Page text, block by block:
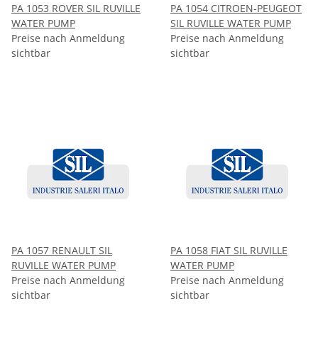
PA 1053 ROVER SIL RUVILLE
WATER PUMP
Preise nach Anmeldung
sichtbar
PA 1054 CITROEN-PEUGEOT
SIL RUVILLE WATER PUMP
Preise nach Anmeldung
sichtbar
PA 1057 RENAULT SIL
RUVILLE WATER PUMP
Preise nach Anmeldung
sichtbar
PA 1058 FIAT SIL RUVILLE
WATER PUMP
Preise nach Anmeldung
sichtbar